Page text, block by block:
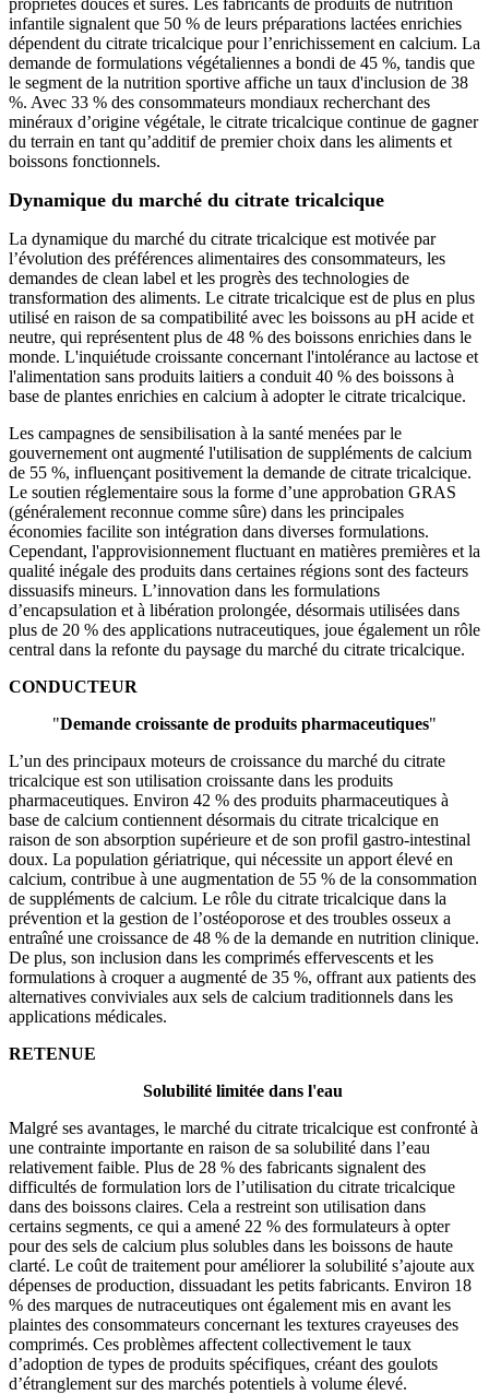
propriétés douces et sûres. Les fabricants de produits de nutrition
infantile signalent que 50 % de leurs préparations lactées enrichies
dépendent du citrate tricalcique pour l’enrichissement en calcium. La
demande de formulations végétaliennes a bondi de 45 %, tandis que
le segment de la nutrition sportive affiche un taux d'inclusion de 38
%. Avec 33 % des consommateurs mondiaux recherchant des
minéraux d’origine végétale, le citrate tricalcique continue de gagner
du terrain en tant qu’additif de premier choix dans les aliments et
boissons fonctionnels.
Dynamique du marché du citrate tricalcique
La dynamique du marché du citrate tricalcique est motivée par
l’évolution des préférences alimentaires des consommateurs, les
demandes de clean label et les progrès des technologies de
transformation des aliments. Le citrate tricalcique est de plus en plus
utilisé en raison de sa compatibilité avec les boissons au pH acide et
neutre, qui représentent plus de 48 % des boissons enrichies dans le
monde. L'inquiétude croissante concernant l'intolérance au lactose et
l'alimentation sans produits laitiers a conduit 40 % des boissons à
base de plantes enrichies en calcium à adopter le citrate tricalcique.
Les campagnes de sensibilisation à la santé menées par le
gouvernement ont augmenté l'utilisation de suppléments de calcium
de 55 %, influençant positivement la demande de citrate tricalcique.
Le soutien réglementaire sous la forme d’une approbation GRAS
(généralement reconnue comme sûre) dans les principales
économies facilite son intégration dans diverses formulations.
Cependant, l'approvisionnement fluctuant en matières premières et la
qualité inégale des produits dans certaines régions sont des facteurs
dissuasifs mineurs. L’innovation dans les formulations
d’encapsulation et à libération prolongée, désormais utilisées dans
plus de 20 % des applications nutraceutiques, joue également un rôle
central dans la refonte du paysage du marché du citrate tricalcique.
CONDUCTEUR
"Demande croissante de produits pharmaceutiques"
L’un des principaux moteurs de croissance du marché du citrate
tricalcique est son utilisation croissante dans les produits
pharmaceutiques. Environ 42 % des produits pharmaceutiques à
base de calcium contiennent désormais du citrate tricalcique en
raison de son absorption supérieure et de son profil gastro-intestinal
doux. La population gériatrique, qui nécessite un apport élevé en
calcium, contribue à une augmentation de 55 % de la consommation
de suppléments de calcium. Le rôle du citrate tricalcique dans la
prévention et la gestion de l’ostéoporose et des troubles osseux a
entraîné une croissance de 48 % de la demande en nutrition clinique.
De plus, son inclusion dans les comprimés effervescents et les
formulations à croquer a augmenté de 35 %, offrant aux patients des
alternatives conviviales aux sels de calcium traditionnels dans les
applications médicales.
RETENUE
Solubilité limitée dans l'eau
Malgré ses avantages, le marché du citrate tricalcique est confronté à
une contrainte importante en raison de sa solubilité dans l’eau
relativement faible. Plus de 28 % des fabricants signalent des
difficultés de formulation lors de l’utilisation du citrate tricalcique
dans des boissons claires. Cela a restreint son utilisation dans
certains segments, ce qui a amené 22 % des formulateurs à opter
pour des sels de calcium plus solubles dans les boissons de haute
clarté. Le coût de traitement pour améliorer la solubilité s’ajoute aux
dépenses de production, dissuadant les petits fabricants. Environ 18
% des marques de nutraceutiques ont également mis en avant les
plaintes des consommateurs concernant les textures crayeuses des
comprimés. Ces problèmes affectent collectivement le taux
d’adoption de types de produits spécifiques, créant des goulots
d’étranglement sur des marchés potentiels à volume élevé.